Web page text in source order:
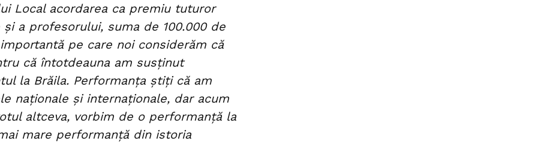
Local acordarea ca premiu tuturor
a profesorului, suma de 100.000 de
pe care noi considerăm că
că întotdeauna am susținut
la Brăila. Performanța știți că am
naționale și internaționale, dar acum
altceva, vorbim de o performanță la
mare performanță din istoria